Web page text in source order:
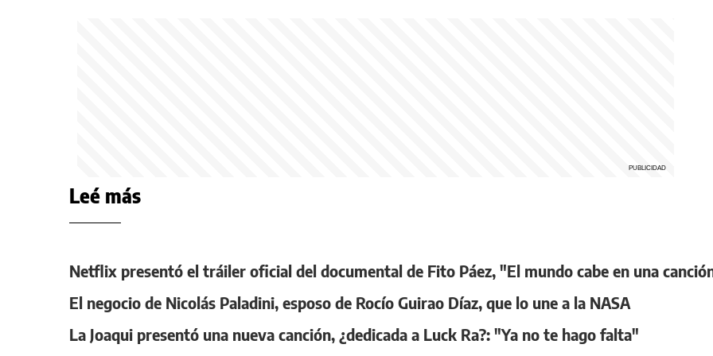
Leé más
Netflix presentó el tráiler oficial del documental de Fito Páez, "El mundo cabe en una
El negocio de Nicolás Paladini, esposo de Rocío Guirao Díaz, que lo une a la NASA
La Joaqui presentó una nueva canción, ¿dedicada a Luck Ra?: "Ya no te hago falta"